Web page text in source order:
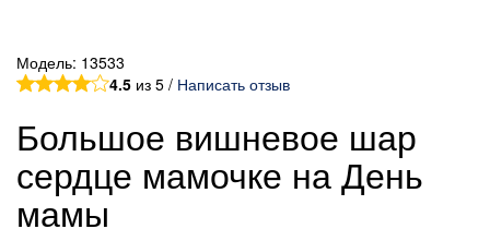
Модель: 13533
4.5 из 5 / Написать отзыв
Большое вишневое шар
сердце мамочке на День
мамы